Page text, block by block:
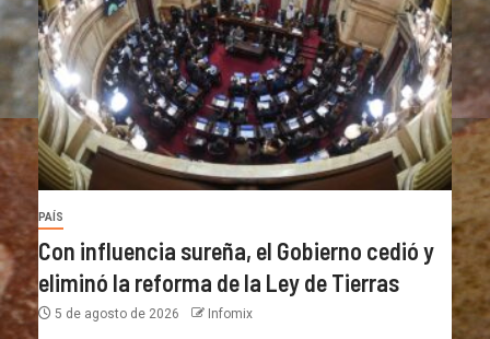
PAÍS
Con influencia sureña, el Gobierno cedió y
eliminó la reforma de la Ley de Tierras
5 de agosto de 2026 Infomix